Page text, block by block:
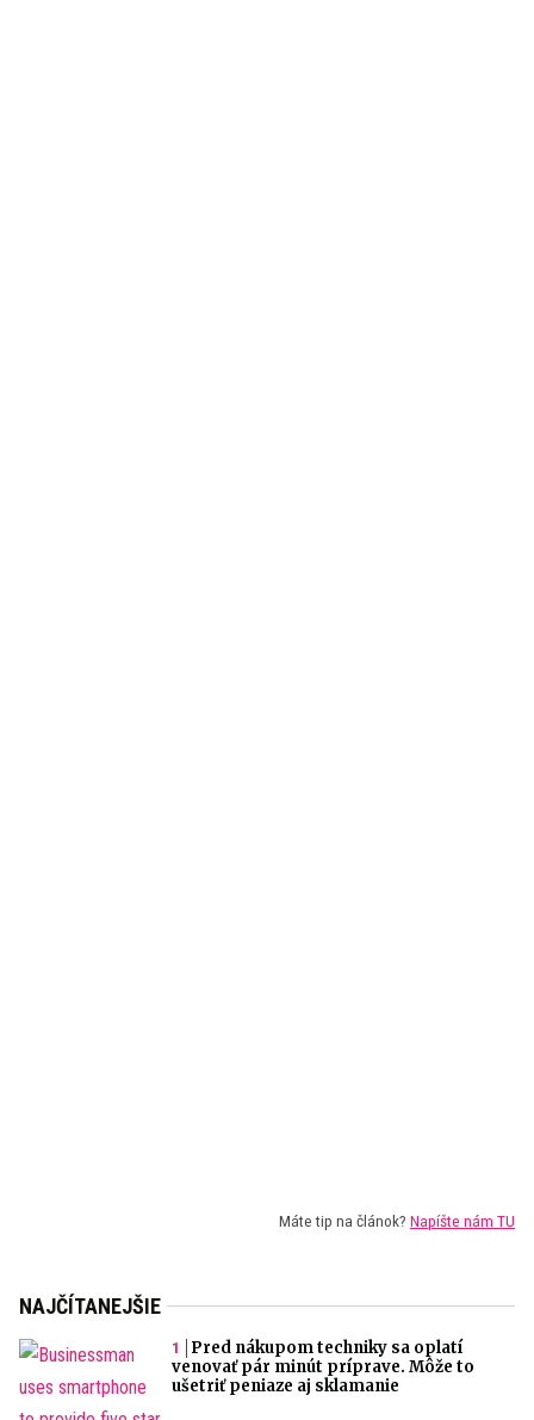
Máte tip na článok? Napíšte nám TU
NAJČÍTANEJŠIE
Pred nákupom techniky sa oplatí
venovať pár minút príprave. Môže to
ušetriť peniaze aj sklamanie